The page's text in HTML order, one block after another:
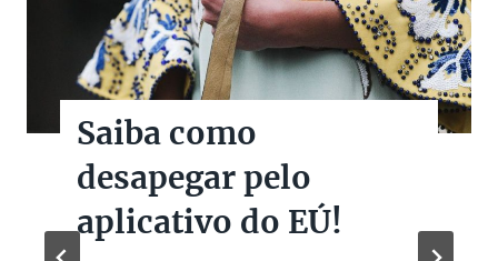
Saiba como
desapegar pelo
aplicativo do EÚ!